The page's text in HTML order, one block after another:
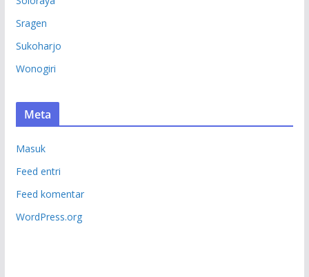
Sragen
Sukoharjo
Wonogiri
Meta
Masuk
Feed entri
Feed komentar
WordPress.org